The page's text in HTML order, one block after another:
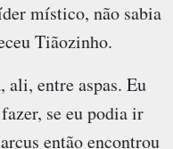
místico, não sabia
Tiãozinho.
ali, entre aspas. Eu
se eu podia ir
então encontrou